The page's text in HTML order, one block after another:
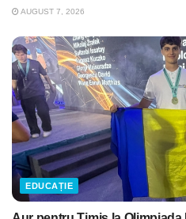
AUGUST 7, 2026
EDUCAȚIE